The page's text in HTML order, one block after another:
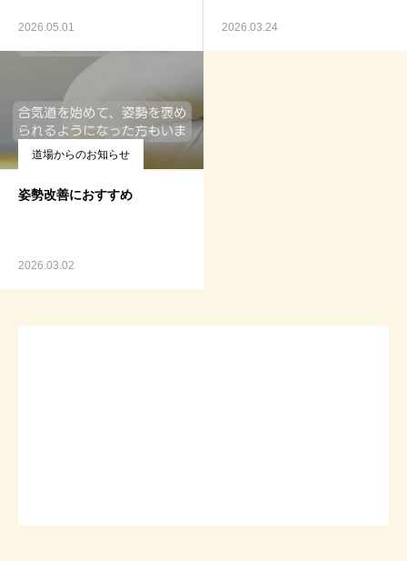
2026.05.01 2026.03.24
道場からのお知らせ
姿勢改善におすすめ
2026.03.02